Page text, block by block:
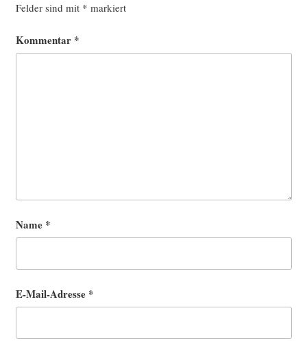
Felder sind mit * markiert
Kommentar *
Name *
E-Mail-Adresse *